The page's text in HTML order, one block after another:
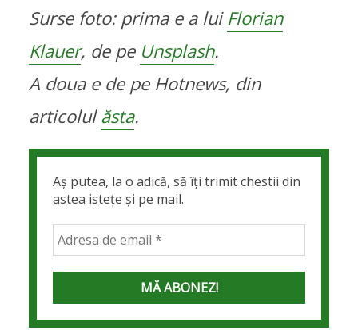
Surse foto: prima e a lui Florian
Klauer, de pe Unsplash.
A doua e de pe Hotnews, din
articolulăsta.
Aș putea, la o adică, să îți trimit chestii din
astea istețe și pe mail.